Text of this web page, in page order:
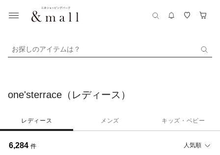
お探しのアイテムは？
one'sterrace（レディース）
レディース メンズ キッズ・ベビー
6,284 件 人気順